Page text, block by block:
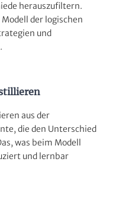
herauszufiltern.
der logischen
und
aus der
die den Unterschied
was beim Modell
und lernbar